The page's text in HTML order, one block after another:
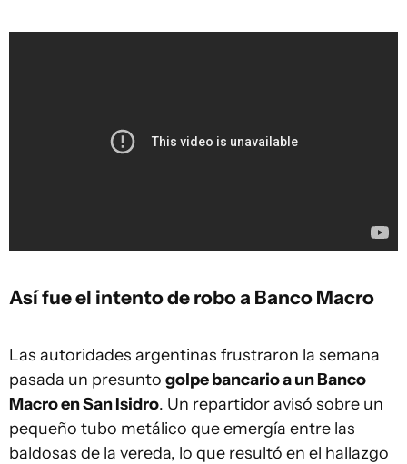
Así fue el intento de robo a Banco Macro
Las autoridades argentinas frustraron la semana
pasada un presunto golpe bancario a un Banco
Macro en San Isidro. Un repartidor avisó sobre un
pequeño tubo metálico que emergía entre las
baldosas de la vereda, lo que resultó en el hallazgo